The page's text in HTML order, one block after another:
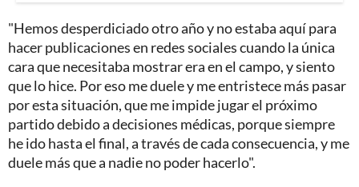
"Hemos desperdiciado otro año y no estaba aquí para
hacer publicaciones en redes sociales cuando la única
cara que necesitaba mostrar era en el campo, y siento
que lo hice. Por eso me duele y me entristece más pasar
por esta situación, que me impide jugar el próximo
partido debido a decisiones médicas, porque siempre
he ido hasta el final, a través de cada consecuencia, y me
duele más que a nadie no poder hacerlo".